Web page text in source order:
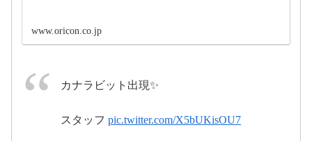
pic.twitter.com/m8lAlSX1jW
2017年8月27
#MANYTHANKS #MATHC
www.oricon.co.jp
カナラビット出現✨
スタッフ pic.twitter.com/X5bUKisOU7